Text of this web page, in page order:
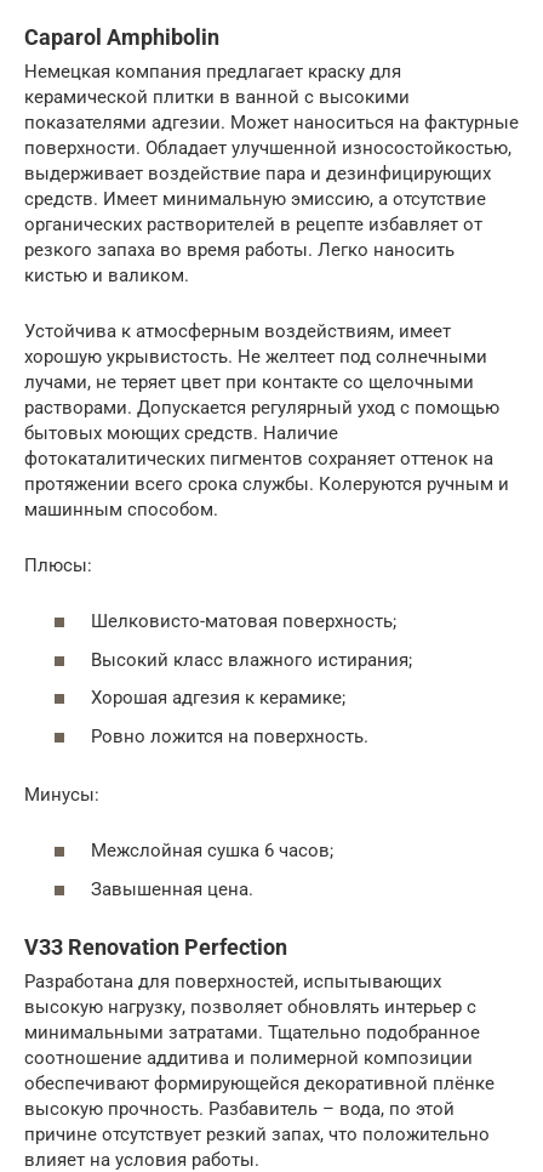
Caparol Amphibolin
Немецкая компания предлагает краску для
керамической плитки в ванной с высокими
показателями адгезии. Может наноситься на фактурные
поверхности. Обладает улучшенной износостойкостью,
выдерживает воздействие пара и дезинфицирующих
средств. Имеет минимальную эмиссию, а отсутствие
органических растворителей в рецепте избавляет от
резкого запаха во время работы. Легко наносить
кистью и валиком.
Устойчива к атмосферным воздействиям, имеет
хорошую укрывистость. Не желтеет под солнечными
лучами, не теряет цвет при контакте со щелочными
растворами. Допускается регулярный уход с помощью
бытовых моющих средств. Наличие
фотокаталитических пигментов сохраняет оттенок на
протяжении всего срока службы. Колеруются ручным и
машинным способом.
Плюсы:
Шелковисто-матовая поверхность;
Высокий класс влажного истирания;
Хорошая адгезия к керамике;
Ровно ложится на поверхность.
Минусы:
Межслойная сушка 6 часов;
Завышенная цена.
V33 Renovation Perfection
Разработана для поверхностей, испытывающих
высокую нагрузку, позволяет обновлять интерьер с
минимальными затратами. Тщательно подобранное
соотношение аддитива и полимерной композиции
обеспечивают формирующейся декоративной плёнке
высокую прочность. Разбавитель – вода, по этой
причине отсутствует резкий запах, что положительно
влияет на условия работы.